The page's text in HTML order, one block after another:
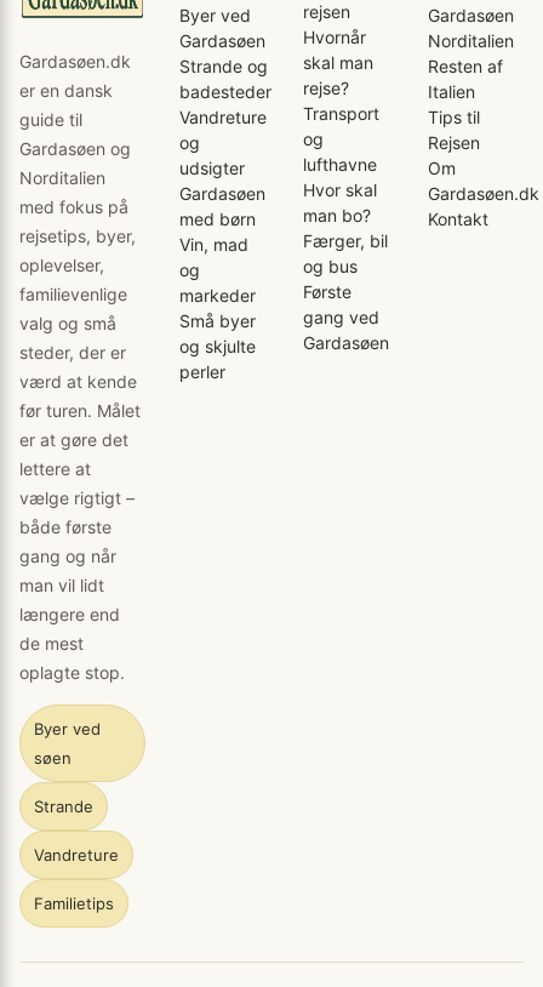
Gardasøen.dk
er en dansk
guide til
Gardasøen og
Norditalien
med fokus på
rejsetips, byer,
oplevelser,
familievenlige
valg og små
steder, der er
værd at kende
før turen. Målet
er at gøre det
lettere at
vælge rigtigt –
både første
gang og når
man vil lidt
længere end
de mest
oplagte stop.
Byer ved
søen
Strande
Vandreture
Familietips
Byer ved
Gardasøen
Strande og
badesteder
Vandreture
og
udsigter
Gardasøen
med børn
Vin, mad
og
markeder
Små byer
og skjulte
perler
rejsen
Hvornår
skal man
rejse?
Transport
og
lufthavne
Hvor skal
man bo?
Færger, bil
og bus
Første
gang ved
Gardasøen
Gardasøen
Norditalien
Resten af
Italien
Tips til
Rejsen
Om
Gardasøen.dk
Kontakt